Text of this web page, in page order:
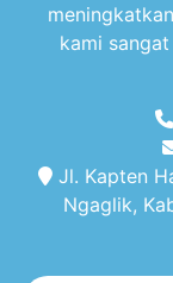
kami
Jl. Kapten
Ngaglik,